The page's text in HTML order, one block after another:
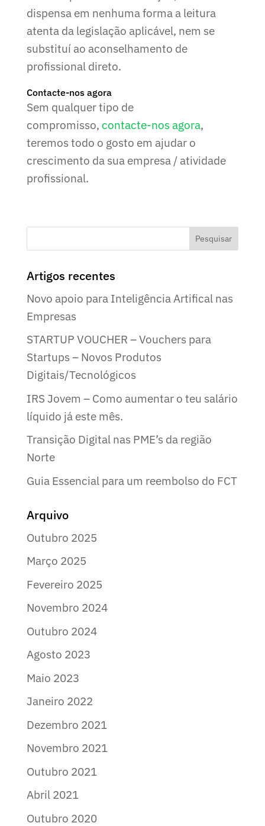
dispensa em nenhuma forma a leitura
atenta da legislação aplicável, nem se
substituí ao aconselhamento de
profissional direto.
Contacte-nos agora
Sem qualquer tipo de
compromisso, contacte-nos agora,
teremos todo o gosto em ajudar o
crescimento da sua empresa / atividade
profissional.
Artigos recentes
Novo apoio para Inteligência Artifical nas
Empresas
STARTUP VOUCHER – Vouchers para
Startups – Novos Produtos
Digitais/Tecnológicos
IRS Jovem – Como aumentar o teu salário
líquido já este mês.
Transição Digital nas PME’s da região
Norte
Guia Essencial para um reembolso do FCT
Arquivo
Outubro 2025
Março 2025
Fevereiro 2025
Novembro 2024
Outubro 2024
Agosto 2023
Maio 2023
Janeiro 2022
Dezembro 2021
Novembro 2021
Outubro 2021
Abril 2021
Outubro 2020